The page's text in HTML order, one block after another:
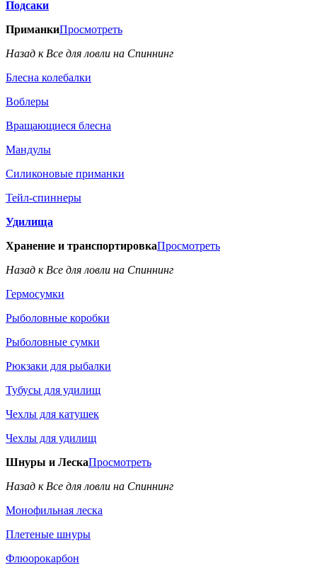
Подсаки
ПриманкиПросмотреть
Назад к Все для ловли на Спиннинг
Блесна колебалки
Воблеры
Вращающиеся блесна
Мандулы
Силиконовые приманки
Тейл-спиннеры
Удилища
Хранение и транспортировкаПросмотреть
Назад к Все для ловли на Спиннинг
Гермосумки
Рыболовные коробки
Рыболовные сумки
Рюкзаки для рыбалки
Тубусы для удилищ
Чехлы для катушек
Чехлы для удилищ
Шнуры и ЛескаПросмотреть
Назад к Все для ловли на Спиннинг
Монофильная леска
Плетеные шнуры
Флюорокарбон